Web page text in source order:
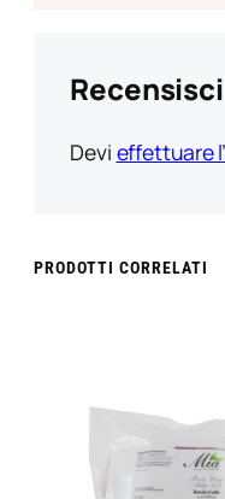
Devi effettuare
PRODOTTI CORRELATI